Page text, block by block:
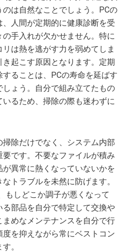
は自然なことでしょう。PCの
人間が定期的に健康診断を受
手入れが欠かせません。特に
は熱を逃がす力を弱めてしま
起こす原因となります。定期
ることは、PCの寿命を延ばす
ょう。自分で組み立てたもの
るため、掃除の際も迷わずに
掃除だけでなく、システム内部
です。不要なファイルが積み
異常に熱くなっていないかを
トラブルを未然に防げます。
もしどこか調子が悪くなって
る部品を自分で特定して交換や
めなメンテナンスを自分で行
度を抑えながら常にベストコン
。